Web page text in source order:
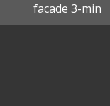
facade 3-min